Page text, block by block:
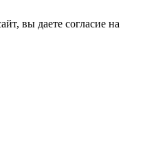
вы даете согласие на